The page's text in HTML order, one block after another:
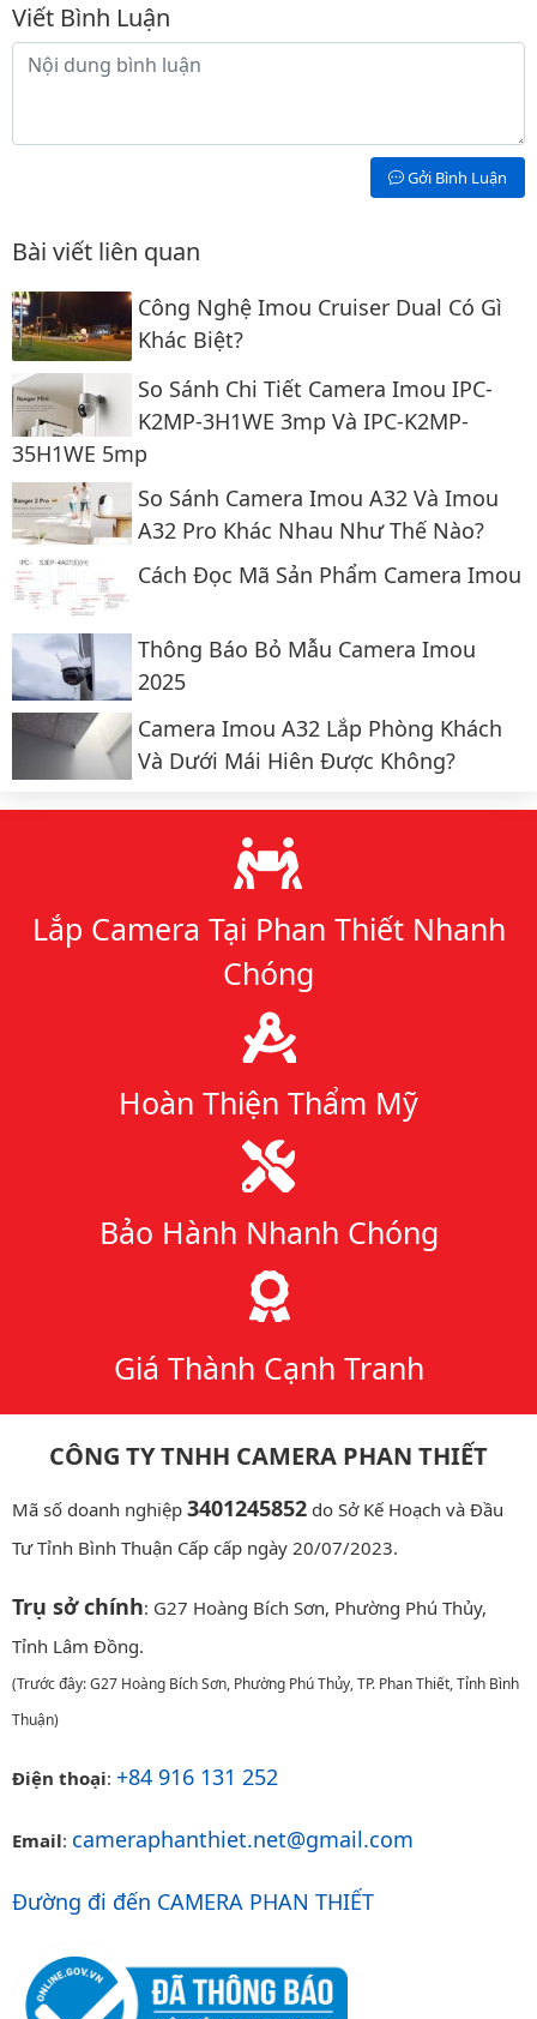
Bình luận
Viết Bình Luận
Nội dung bình luận
Gởi Bình Luận
Bài viết liên quan
Công Nghệ Imou Cruiser Dual Có Gì
Khác Biệt?
So Sánh Chi Tiết Camera Imou IPC-
K2MP-3H1WE 3mp Và IPC-K2MP-
35H1WE 5mp
So Sánh Camera Imou A32 Và Imou
A32 Pro Khác Nhau Như Thế Nào?
Cách Đọc Mã Sản Phẩm Camera Imou
Thông Báo Bỏ Mẫu Camera Imou
2025
Camera Imou A32 Lắp Phòng Khách
Và Dưới Mái Hiên Được Không?
Lý do chọn chúng tôi
Lắp Camera Tại Phan Thiết Nhanh
Chóng
Hoàn Thiện Thẩm Mỹ
Bảo Hành Nhanh Chóng
Giá Thành Cạnh Tranh
CÔNG TY TNHH CAMERA PHAN THIẾT
Mã số doanh nghiệp 3401245852 do Sở Kế Hoạch và Đầu
Tư Tỉnh Bình Thuận Cấp cấp ngày 20/07/2023.
Trụ sở chính: G27 Hoàng Bích Sơn, Phường Phú Thủy,
Tỉnh Lâm Đồng.
(Trước đây: G27 Hoàng Bích Sơn, Phường Phú Thủy, TP. Phan Thiết, Tỉnh Bình
Thuận)
Điện thoại: +84 916 131 252
Email: cameraphanthiet.net@gmail.com
Đường đi đến CAMERA PHAN THIẾT